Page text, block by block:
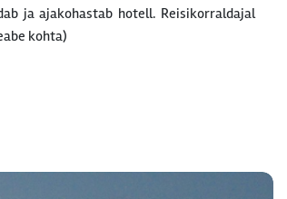
ja ajakohastab hotell. Reisikorraldajal
kohta)